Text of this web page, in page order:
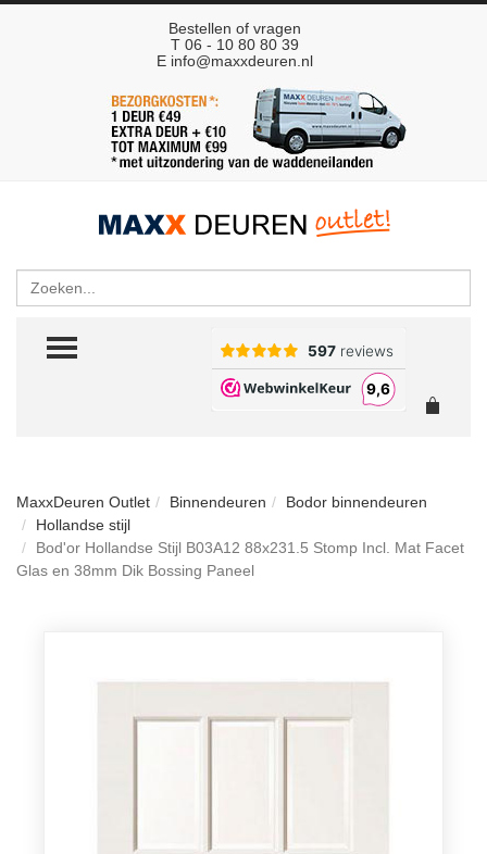
Bestellen of vragen
T 06 - 10 80 80 39
E info@maxxdeuren.nl
Zoeken
TOGGLE MENU
MaxxDeuren Outlet Binnendeuren
Bodor binnendeuren
Hollandse stijl
Bod'or Hollandse Stijl B03A12 88x231.5 Stomp Incl. Mat Facet
Glas en 38mm Dik Bossing Paneel